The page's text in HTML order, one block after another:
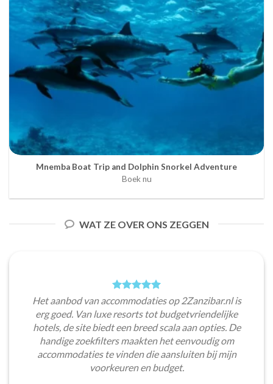
Mnemba Boat Trip and Dolphin Snorkel Adventure
Boek nu
WAT ZE OVER ONS ZEGGEN
Het aanbod van accommodaties op 2Zanzibar.nl is
erg goed. Van luxe resorts tot budgetvriendelijke
hotels, de site biedt een breed scala aan opties. De
handige zoekfilters maakten het eenvoudig om
accommodaties te vinden die aansluiten bij mijn
voorkeuren en budget.